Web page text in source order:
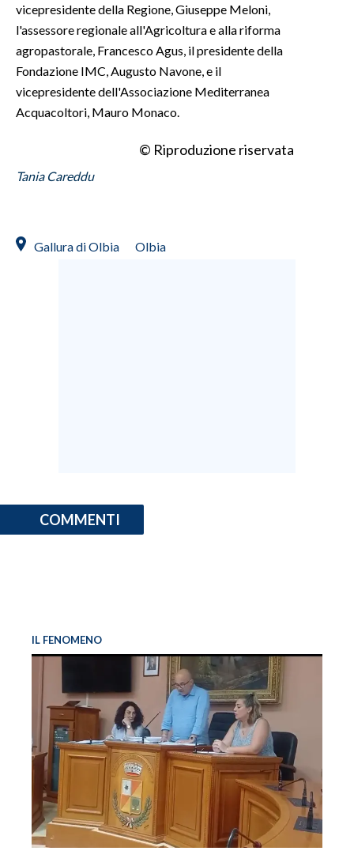
vicepresidente della Regione, Giuseppe Meloni,
l'assessore regionale all'Agricoltura e alla riforma
agropastorale, Francesco Agus, il presidente della
Fondazione IMC, Augusto Navone, e il
vicepresidente dell'Associazione Mediterranea
Acquacoltori, Mauro Monaco.
© Riproduzione riservata
Tania Careddu
Gallura di Olbia Olbia
COMMENTI
IL FENOMENO